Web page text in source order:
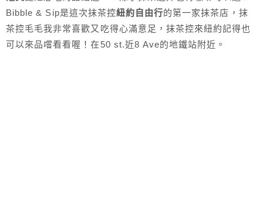
Bibble & Sip是這次抹茶控紐約自由行的第一家抹茶店，抹
茶控毛毛我非常喜歡又吃得心滿意足，抹茶控來紐約記得也
可以來品嚐看看喔！在50 st.近8 Ave的地鐵站附近。